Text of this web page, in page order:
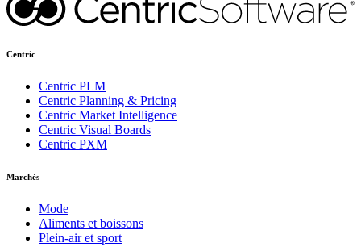
Centric
Centric PLM
Centric Planning & Pricing
Centric Market Intelligence
Centric Visual Boards
Centric PXM
Marchés
Mode
Aliments et boissons
Plein-air et sport